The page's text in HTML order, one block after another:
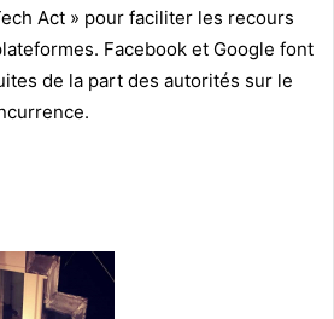
Act » pour faciliter les recours
Facebook et Google font
de la part des autorités sur le